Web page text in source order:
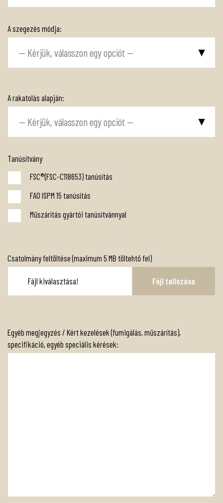
A szegezés módja:
A rakatolás alapján:
Tanúsítvány
FSC®(FSC-C118653) tanúsítás
FAO ISPM 15 tanúsítás
Műszárítás gyártói tanúsítvánnyal
Csatolmány feltöltése (maximum 5 MB töltehtő fel)
Egyéb megjegyzés / Kért kezelések (fumigálás, műszárítás),
specifikáció, egyéb speciális kérések: